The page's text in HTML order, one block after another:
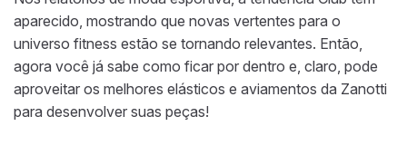
aparecido, mostrando que novas vertentes para o
universo fitness estão se tornando relevantes. Então,
agora você já sabe como ficar por dentro e, claro, pode
aproveitar os melhores elásticos e aviamentos da Zanotti
para desenvolver suas peças!